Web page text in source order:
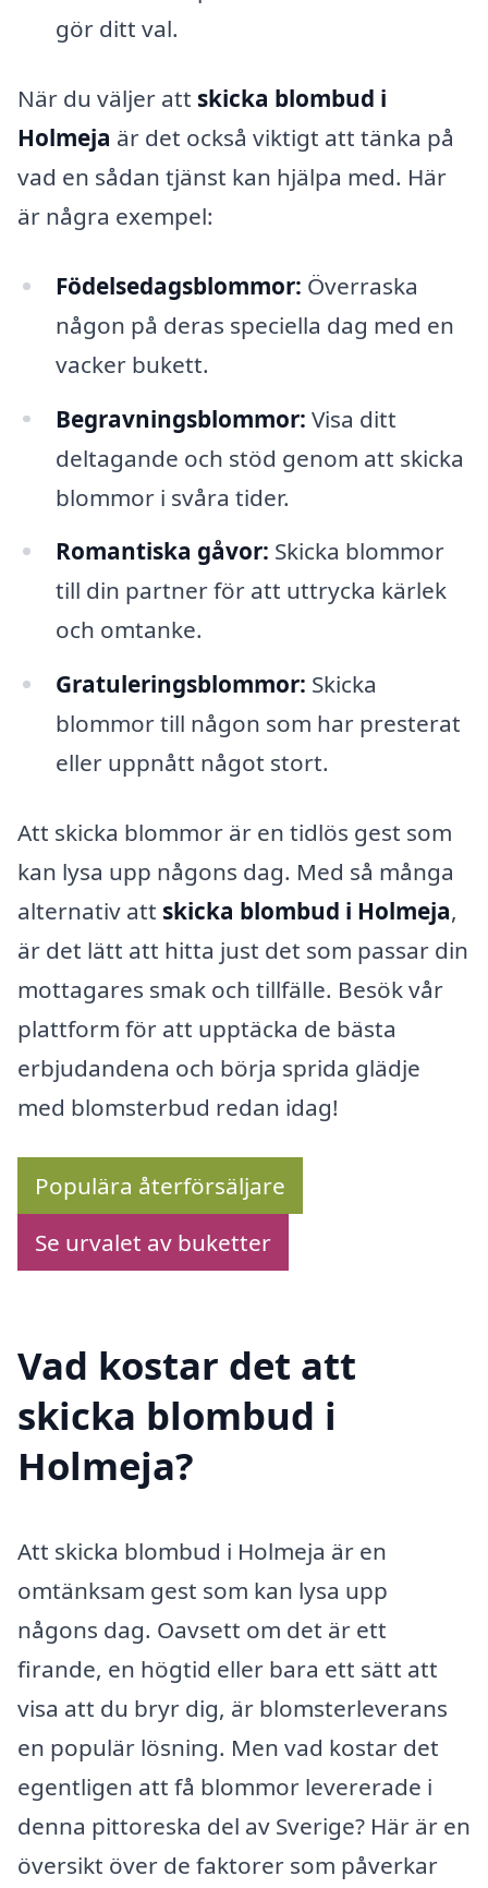
gör ditt val.
När du väljer att skicka blombud i
Holmeja är det också viktigt att tänka på
vad en sådan tjänst kan hjälpa med. Här
är några exempel:
Födelsedagsblommor: Överraska
någon på deras speciella dag med en
vacker bukett.
Begravningsblommor: Visa ditt
deltagande och stöd genom att skicka
blommor i svåra tider.
Romantiska gåvor: Skicka blommor
till din partner för att uttrycka kärlek
och omtanke.
Gratuleringsblommor: Skicka
blommor till någon som har presterat
eller uppnått något stort.
Att skicka blommor är en tidlös gest som
kan lysa upp någons dag. Med så många
alternativ att skicka blombud i Holmeja,
är det lätt att hitta just det som passar din
mottagares smak och tillfälle. Besök vår
plattform för att upptäcka de bästa
erbjudandena och börja sprida glädje
med blomsterbud redan idag!
Populära återförsäljare
Se urvalet av buketter
Vad kostar det att
skicka blombud i
Holmeja?
Att skicka blombud i Holmeja är en
omtänksam gest som kan lysa upp
någons dag. Oavsett om det är ett
firande, en högtid eller bara ett sätt att
visa att du bryr dig, är blomsterleverans
en populär lösning. Men vad kostar det
egentligen att få blommor levererade i
denna pittoreska del av Sverige? Här är en
översikt över de faktorer som påverkar